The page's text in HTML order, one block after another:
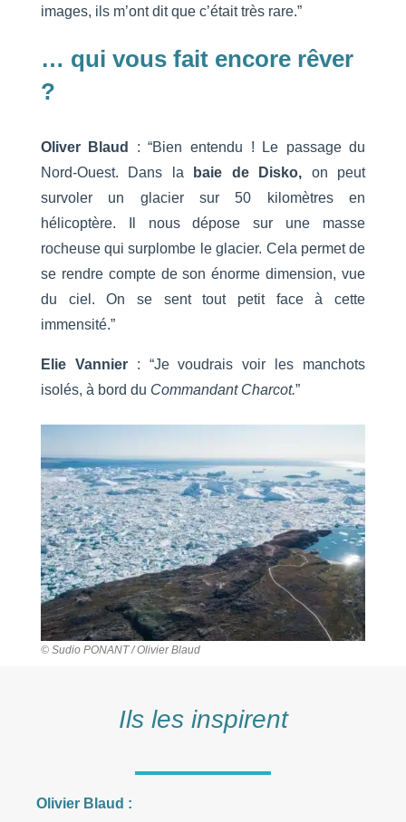
images, ils m’ont dit que c’était très rare.”
… qui vous fait encore rêver
?
Oliver Blaud : “Bien entendu ! Le passage du
Nord-Ouest. Dans la
baie de Disko, on peut
survoler un glacier sur 50 kilomètres en
hélicoptère. Il nous dépose sur une masse
rocheuse qui surplombe le glacier. Cela permet de
se rendre compte de son énorme dimension, vue
du ciel. On se sent tout petit face à cette
immensité.”
Elie Vannier: “Je voudrais voir les manchots
isolés, à bord du Commandant Charcot.”
© Sudio PONANT / Olivier Blaud
Ils les inspirent
Olivier Blaud :